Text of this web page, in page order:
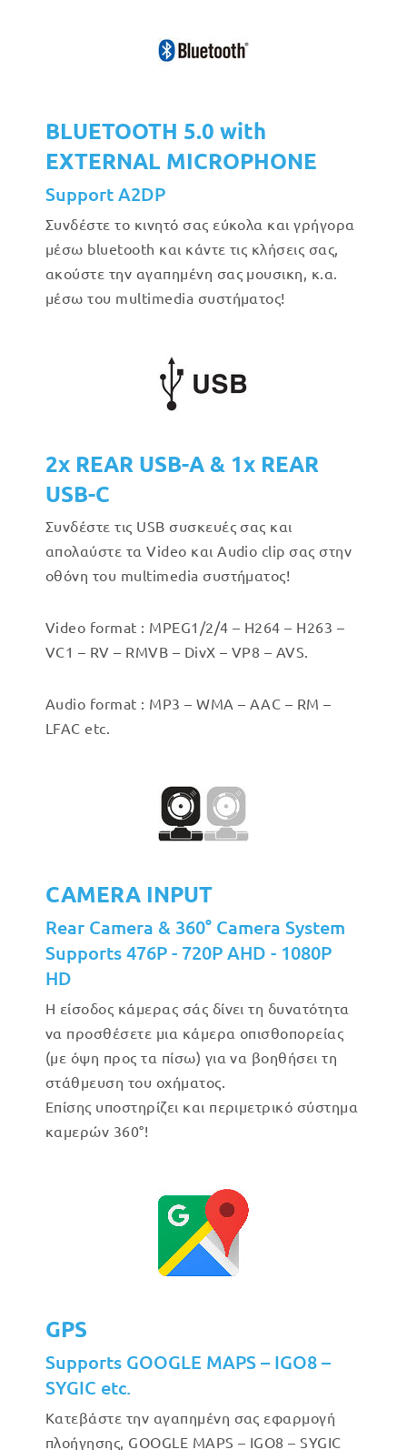
BLUETOOTH 5.0 with
EXTERNAL MICROPHONE
Support A2DP
Συνδέστε το κινητό σας εύκολα και γρήγορα
μέσω bluetooth και κάντε τις κλήσεις σας,
ακούστε την αγαπημένη σας μουσικη, κ.α.
μέσω του multimedia συστήματος!
2x REAR USB-A & 1x REAR
USB-C
Συνδέστε τις USB συσκευές σας και
απολαύστε τα Video και Audio clip σας στην
οθόνη του multimedia συστήματος!
Video format : MPEG1/2/4 – H264 – H263 –
VC1 – RV – RMVB – DivX – VP8 – AVS.
Audio format : MP3 – WMA – AAC – RM –
LFAC etc.
CAMERA INPUT
Rear Camera & 360° Camera System
Supports 476P - 720P AHD - 1080P
HD
Η είσοδος κάμερας σάς δίνει τη δυνατότητα
να προσθέσετε μια κάμερα οπισθοπορείας
(με όψη προς τα πίσω) για να βοηθήσει τη
στάθμευση του οχήματος.
Επίσης υποστηρίζει και περιμετρικό σύστημα
καμερών 360°!
GPS
Supports GOOGLE MAPS – IGO8 –
SYGIC etc.
Κατεβάστε την αγαπημένη σας εφαρμογή
πλοήγησης, GOOGLE MAPS – IGO8 – SYGIC